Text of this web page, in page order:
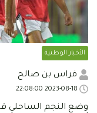
الأخبار الوطنية
فراس بن صالح
وضع النجم الساحلي